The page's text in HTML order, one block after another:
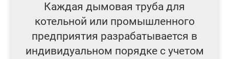
Каждая дымовая труба для
котельной или промышленного
предприятия разрабатывается в
индивидуальном порядке с учетом